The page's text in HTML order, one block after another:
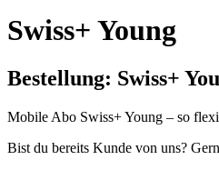
Swiss+ Young
Bestellung: Swiss+
Mobile Abo Swiss+ Young – so
Bist du bereits Kunde von uns?